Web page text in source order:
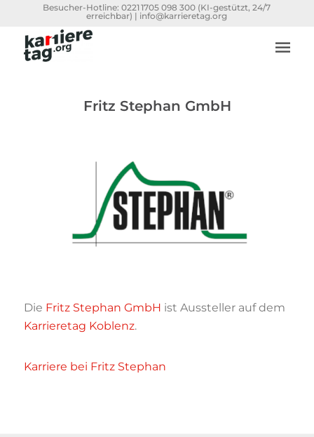
Besucher-Hotline:0221 1705 098 300 (KI-gestützt, 24/7
erreichbar) | info@karrieretag.org
Fritz Stephan GmbH
Die Fritz Stephan GmbH ist Aussteller auf dem
Karrieretag Koblenz.
Karriere bei Fritz Stephan